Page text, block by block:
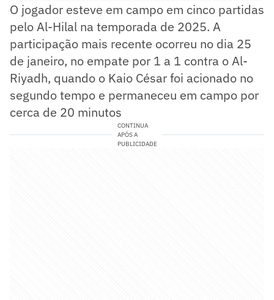
O jogador esteve em campo em cinco partidas
pelo Al-Hilal na temporada de 2025. A
participação mais recente ocorreu no dia 25
de janeiro, no empate por 1 a 1 contra o Al-
Riyadh, quando o Kaio César foi acionado no
segundo tempo e permaneceu em campo por
cerca de 20 minutos
CONTINUA
APÓS A
PUBLICIDADE